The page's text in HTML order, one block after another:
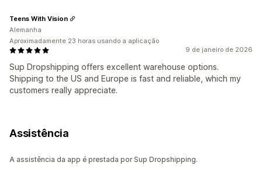
9 de janeiro de 2026
Sup Dropshipping offers excellent warehouse options.
Shipping to the US and Europe is fast and reliable, which my
customers really appreciate.
Teens With Vision
Alemanha
Aproximadamente 23 horas usando a aplicação
Assistência
A assistência da app é prestada por Sup Dropshipping.